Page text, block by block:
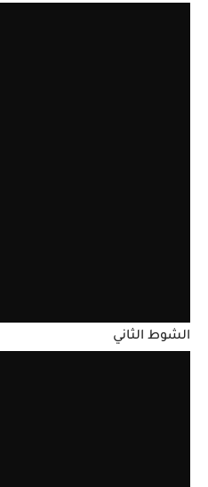
الشوط الثاني